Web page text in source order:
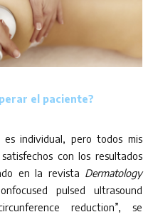
el paciente?
individual, pero todos mis
con los resultados
en la revista Dermatology
pulsed ultrasound
reduction”, se